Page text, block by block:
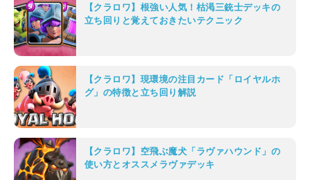
【クラロワ】根強い人気！枯渇三銃士デッキの
立ち回りと覚えておきたいテクニック
【クラロワ】現環境の注目カード「ロイヤルホ
グ」の特徴と立ち回り解説
【クラロワ】空飛ぶ魔犬「ラヴァハウンド」の
使い方とオススメラヴァデッキ